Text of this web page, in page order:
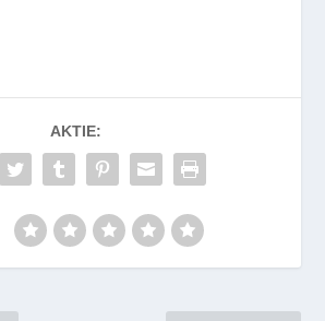
AKTIE: